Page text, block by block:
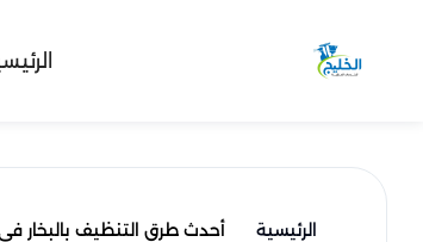
الرئيسية أحدث طرق التنظيف بالبخار